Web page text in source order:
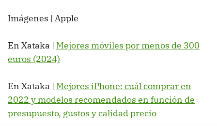
Imágenes | Apple
En Xataka | Mejores móviles por menos de 300
euros (2024)
En Xataka | Mejores iPhone: cuál comprar en
2022 y modelos recomendados en función de
presupuesto, gustos y calidad precio